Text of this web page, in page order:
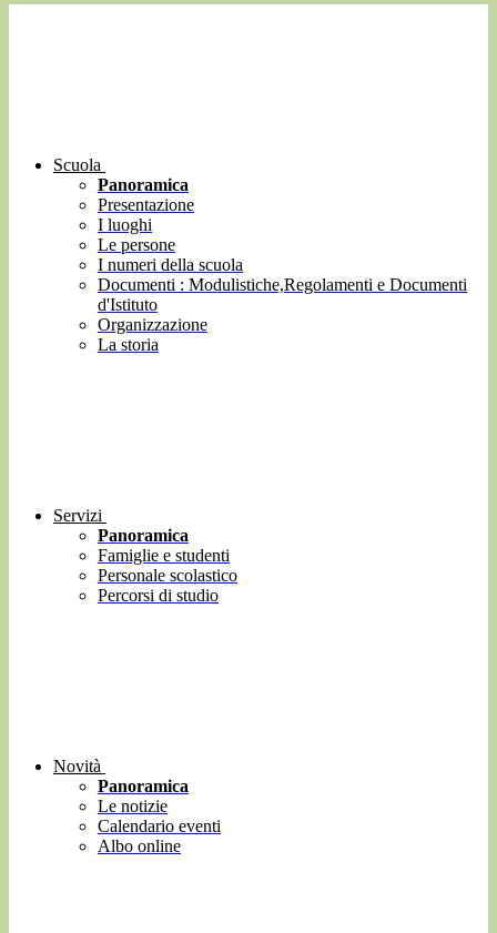
Scuola
Panoramica
Presentazione
I luoghi
Le persone
I numeri della scuola
Documenti : Modulistiche,Regolamenti e Documenti
d'Istituto
Organizzazione
La storia
Servizi
Panoramica
Famiglie e studenti
Personale scolastico
Percorsi di studio
Novità
Panoramica
Le notizie
Calendario eventi
Albo online